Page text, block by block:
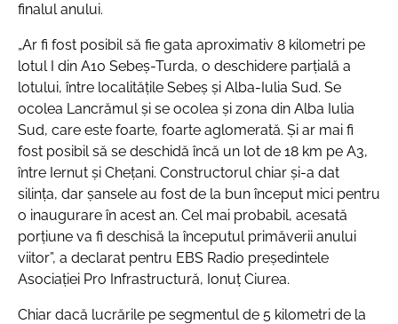
finalul anului.
„Ar fi fost posibil să fie gata aproximativ 8 kilometri pe
lotul I din A10 Sebeș-Turda, o deschidere parțială a
lotului, între localitățile Sebeș și Alba-Iulia Sud. Se
ocolea Lancrămul și se ocolea și zona din Alba Iulia
Sud, care este foarte, foarte aglomerată. Și ar mai fi
fost posibil să se deschidă încă un lot de 18 km pe A3,
între Iernut și Chețani. Constructorul chiar și-a dat
silința, dar șansele au fost de la bun început mici pentru
o inaugurare în acest an. Cel mai probabil, acesată
porțiune va fi deschisă la începutul primăverii anului
viitor”, a declarat pentru EBS Radio președintele
Asociației Pro Infrastructură, Ionuț Ciurea.
Chiar dacă lucrările pe segmentul de 5 kilometri de la